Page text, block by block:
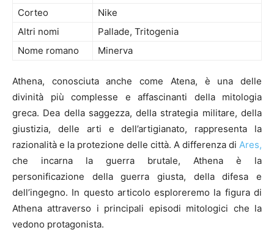
Corteo
Nike
Altri nomi
Pallade, Tritogenia
Nome romano
Minerva
Athena, conosciuta anche come Atena, è una delle
divinità più complesse e affascinanti della mitologia
greca. Dea della saggezza, della strategia militare, della
giustizia, delle arti e dell’artigianato, rappresenta la
razionalità e la protezione delle città. A differenza di Ares,
che incarna la guerra brutale, Athena è la
personificazione della guerra giusta, della difesa e
dell’ingegno. In questo articolo esploreremo la figura di
Athena attraverso i principali episodi mitologici che la
vedono protagonista.